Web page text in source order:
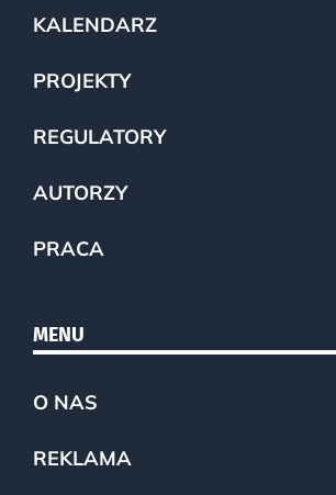
KALENDARZ
PROJEKTY
REGULATORY
AUTORZY
PRACA
MENU
O NAS
REKLAMA